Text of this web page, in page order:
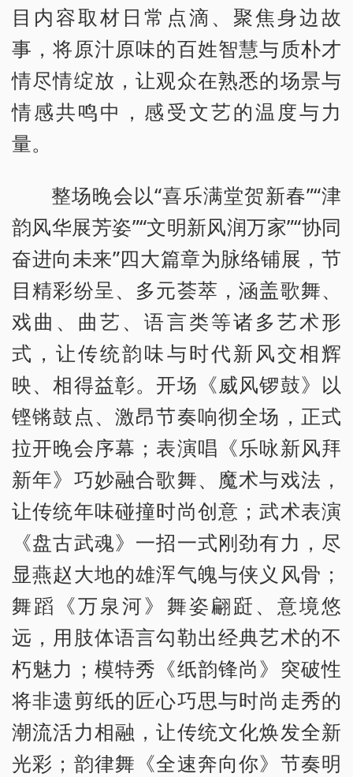
目内容取材日常点滴、聚焦身边故
事，将原汁原味的百姓智慧与质朴才
情尽情绽放，让观众在熟悉的场景与
情感共鸣中，感受文艺的温度与力
量。
整场晚会以“喜乐满堂贺新春”“津
韵风华展芳姿”“文明新风润万家”“协同
奋进向未来”四大篇章为脉络铺展，节
目精彩纷呈、多元荟萃，涵盖歌舞、
戏曲、曲艺、语言类等诸多艺术形
式，让传统韵味与时代新风交相辉
映、相得益彰。开场《威风锣鼓》以
铿锵鼓点、激昂节奏响彻全场，正式
拉开晚会序幕；表演唱《乐咏新风拜
新年》巧妙融合歌舞、魔术与戏法，
让传统年味碰撞时尚创意；武术表演
《盘古武魂》一招一式刚劲有力，尽
显燕赵大地的雄浑气魄与侠义风骨；
舞蹈《万泉河》舞姿翩跹、意境悠
远，用肢体语言勾勒出经典艺术的不
朽魅力；模特秀《纸韵锋尚》突破性
将非遗剪纸的匠心巧思与时尚走秀的
潮流活力相融，让传统文化焕发全新
光彩；韵律舞《全速奔向你》节奏明